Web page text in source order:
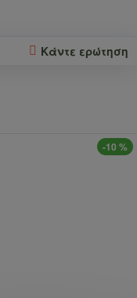
Κάντε ερώτηση
-10 %